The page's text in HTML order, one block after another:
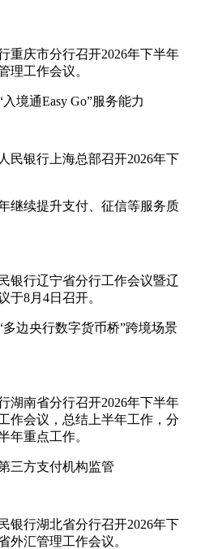
重庆市分行召开2026年下半年
理工作会议。
境通Easy Go”服务能力
民银行上海总部召开2026年下
继续提升支付、征信等服务质
银行辽宁省分行工作会议暨辽
于8月4日召开。
边央行数字货币桥”跨境场景
湖南省分行召开2026年下半年
作会议，总结上半年工作，分
年重点工作。
三方支付机构监管
银行湖北省分行召开2026年下
外汇管理工作会议。